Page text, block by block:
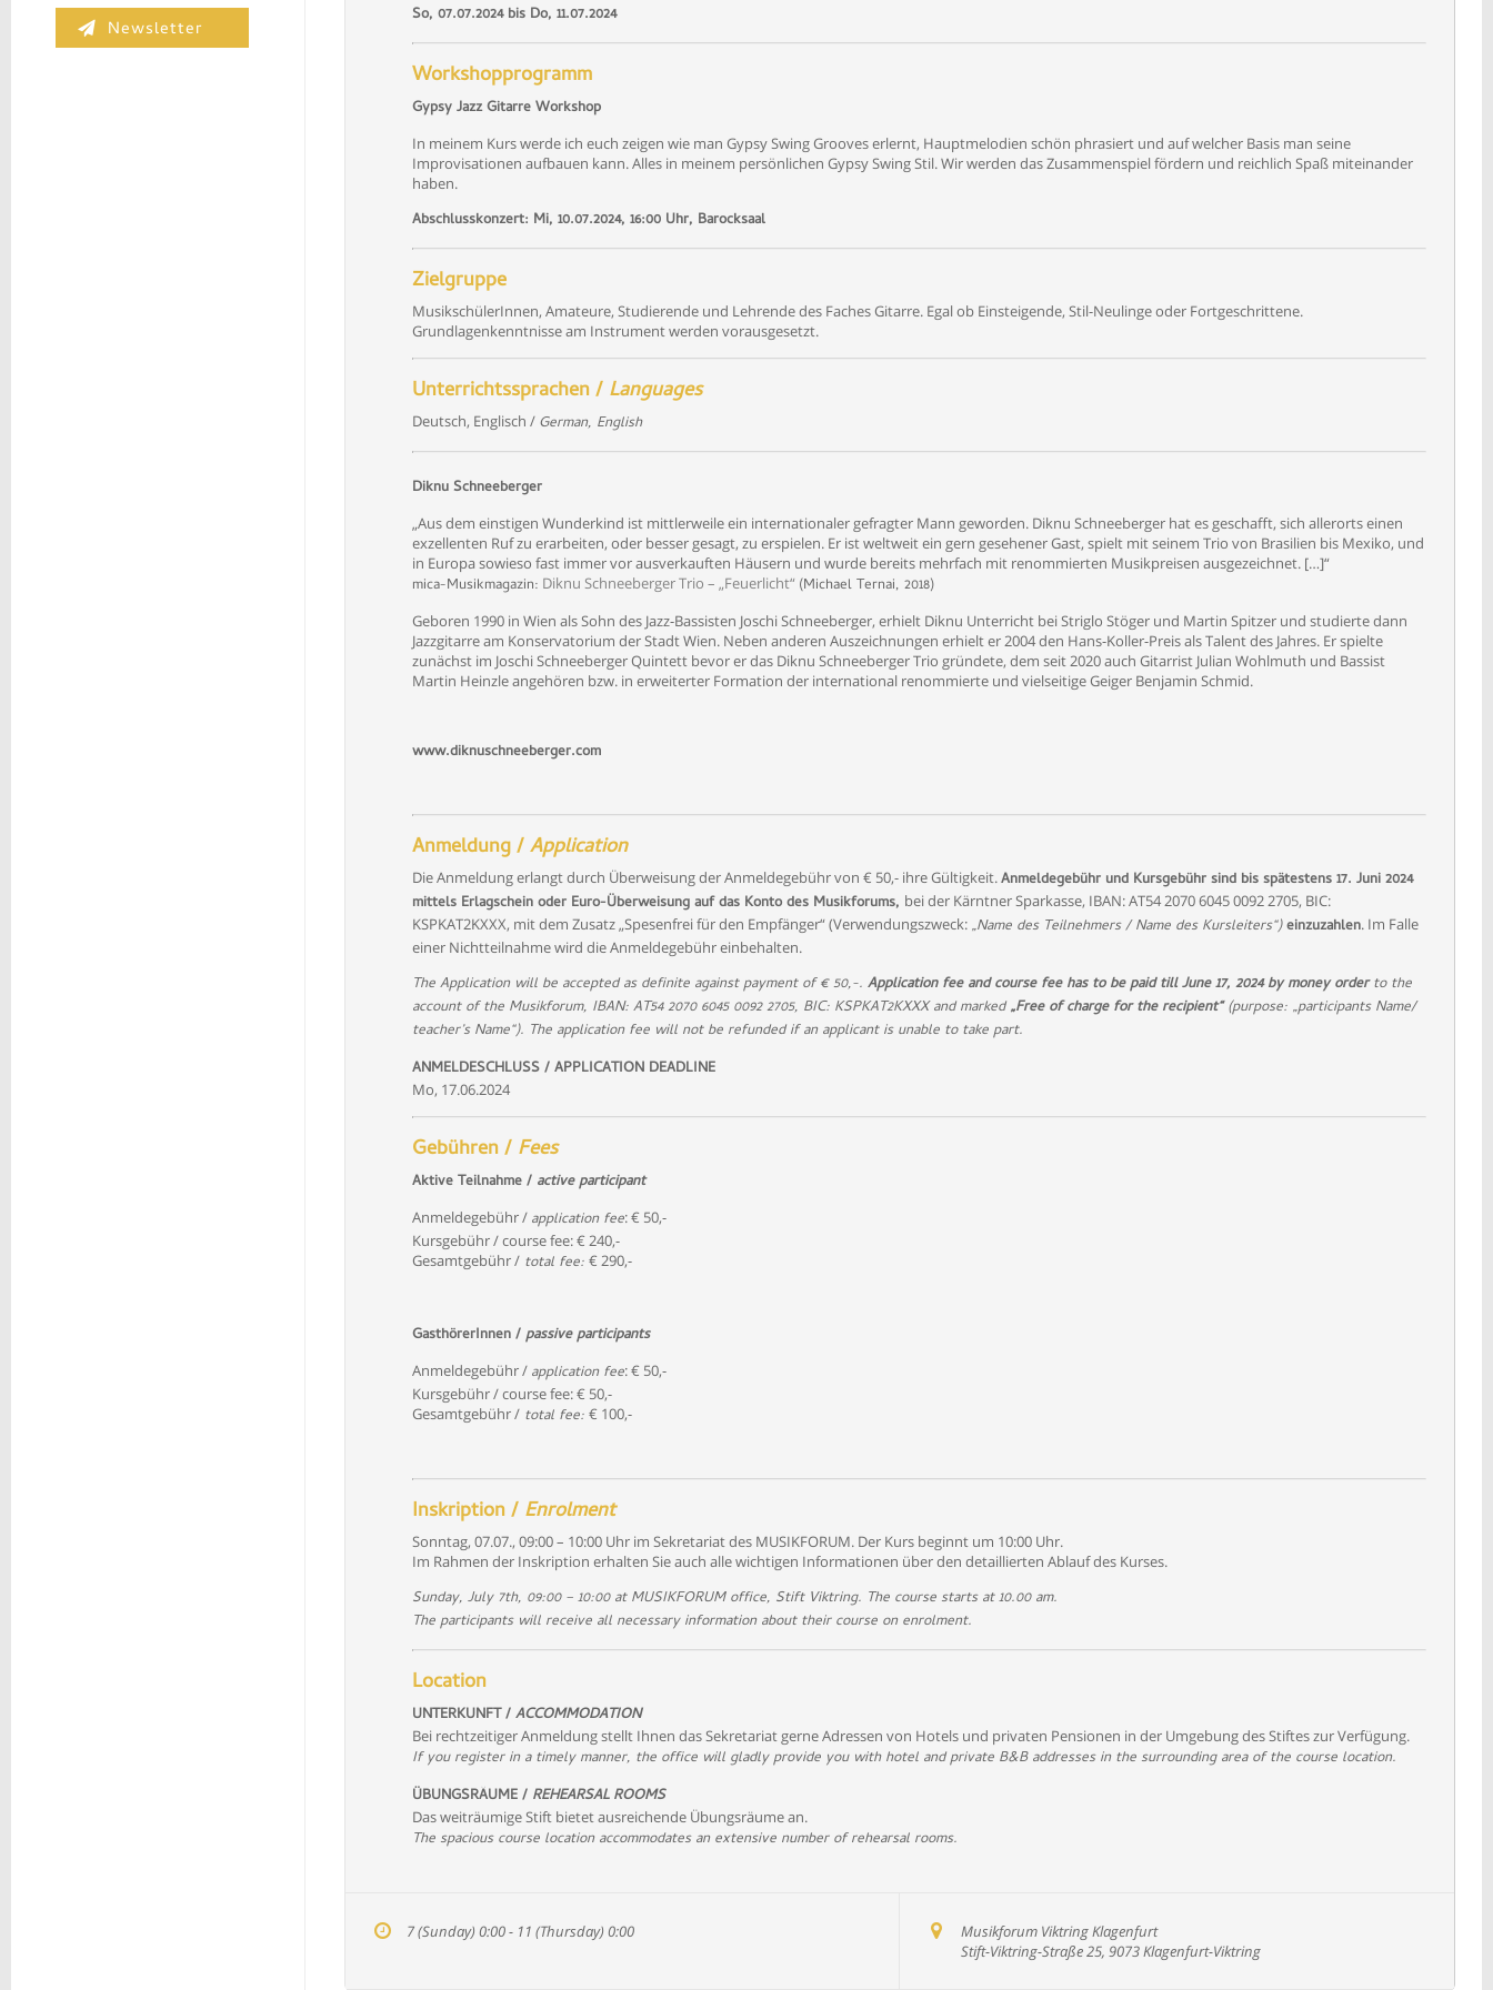
Newsletter
So, 07.07.2024 bis Do, 11.07.2024
Workshopprogramm
Gypsy Jazz Gitarre Workshop
In meinem Kurs werde ich euch zeigen wie man Gypsy Swing Grooves erlernt, Hauptmelodien schön phrasiert und auf welcher Basis man seine
Improvisationen aufbauen kann. Alles in meinem persönlichen Gypsy Swing Stil. Wir werden das Zusammenspiel fördern und reichlich Spaß miteinander
haben.
Abschlusskonzert: Mi, 10.07.2024, 16:00 Uhr, Barocksaal
Zielgruppe
MusikschülerInnen, Amateure, Studierende und Lehrende des Faches Gitarre. Egal ob Einsteigende, Stil-Neulinge oder Fortgeschrittene.
Grundlagenkenntnisse am Instrument werden vorausgesetzt.
Unterrichtssprachen /Languages
Deutsch, Englisch / German, English
Diknu Schneeberger
„Aus dem einstigen Wunderkind ist mittlerweile ein internationaler gefragter Mann geworden. Diknu Schneeberger hat es geschafft, sich allerorts einen
exzellenten Ruf zu erarbeiten, oder besser gesagt, zu erspielen. Er ist weltweit ein gern gesehener Gast, spielt mit seinem Trio von Brasilien bis Mexiko, und
in Europa sowieso fast immer vor ausverkauften Häusern und wurde bereits mehrfach mit renommierten Musikpreisen ausgezeichnet. […]“
mica-Musikmagazin: Diknu Schneeberger Trio – „Feuerlicht“ (Michael Ternai, 2018)
Geboren 1990 in Wien als Sohn des Jazz-Bassisten Joschi Schneeberger, erhielt Diknu Unterricht bei Striglo Stöger und Martin Spitzer und studierte dann
Jazzgitarre am Konservatorium der Stadt Wien. Neben anderen Auszeichnungen erhielt er 2004 den Hans-Koller-Preis als Talent des Jahres. Er spielte
zunächst im Joschi Schneeberger Quintett bevor er das Diknu Schneeberger Trio gründete, dem seit 2020 auch Gitarrist Julian Wohlmuth und Bassist
Martin Heinzle angehören bzw. in erweiterter Formation der international renommierte und vielseitige Geiger Benjamin Schmid.
www.diknuschneeberger.com
Anmeldung /Application
Die Anmeldung erlangt durch Überweisung der Anmeldegebühr von € 50,- ihre Gültigkeit.Anmeldegebühr und Kursgebühr sind bis spätestens 17. Juni 2024
mittels Erlagschein oder Euro-Überweisung auf das Konto des Musikforums, bei der Kärntner Sparkasse, IBAN: AT54 2070 6045 0092 2705, BIC:
KSPKAT2KXXX, mit dem Zusatz „Spesenfrei für den Empfänger“ (Verwendungszweck: „Name des Teilnehmers / Name des Kursleiters“)einzuzahlen. Im Falle
einer Nichtteilnahme wird die Anmeldegebühr einbehalten.
The Application will be accepted as definite against payment of € 50,-. Application fee and course fee has to be paid till June 17, 2024 by money orderto the
account of the Musikforum, IBAN: AT54 2070 6045 0092 2705, BIC: KSPKAT2KXXX and marked„Free of charge for the recipient“(purpose: „participants Name/
teacher’s Name“). The application fee will not be refunded if an applicant is unable to take part.
ANMELDESCHLUSS / APPLICATION DEADLINE
Mo, 17.06.2024
Gebühren / Fees
Aktive Teilnahme /active participant
Anmeldegebühr / application fee: € 50,-
Kursgebühr / course fee: € 240,-
Gesamtgebühr /total fee: € 290,-
GasthörerInnen / passive participants
Anmeldegebühr / application fee: € 50,-
Kursgebühr / course fee: € 50,-
Gesamtgebühr /total fee: € 100,-
Inskription / Enrolment
Sonntag, 07.07., 09:00 – 10:00 Uhr im Sekretariat des MUSIKFORUM. Der Kurs beginnt um 10:00 Uhr.
Im Rahmen der Inskription erhalten Sie auch alle wichtigen Informationen über den detaillierten Ablauf des Kurses.
Sunday, July 7th, 09:00 – 10:00 at MUSIKFORUM office, Stift Viktring. The course starts at 10.00 am.
The participants will receive all necessary information about their course on enrolment.
Location
UNTERKUNFT /ACCOMMODATION
Bei rechtzeitiger Anmeldung stellt Ihnen das Sekretariat gerne Adressen von Hotels und privaten Pensionen in der Umgebung des Stiftes zur Verfügung.
If you register in a timely manner, the office will gladly provide you with hotel and private B&B addresses in the surrounding area of the course location.
ÜBUNGSRÄUME / REHEARSAL ROOMS
Das weiträumige Stift bietet ausreichende Übungsräume an.
The spacious course location accommodates an extensive number of rehearsal rooms.
7 (Sunday) 0:00 - 11 (Thursday) 0:00
Musikforum Viktring Klagenfurt
Stift-Viktring-Straße 25, 9073 Klagenfurt-Viktring